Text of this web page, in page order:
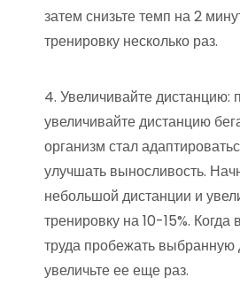
затем снизьте темп на 2
тренировку несколько раз.
4. Увеличивайте дистанцию:
увеличивайте дистанцию
организм стал
улучшать выносливость.
небольшой дистанции и
тренировку на 10-15%.
труда пробежать выбранную
увеличьте ее еще раз.